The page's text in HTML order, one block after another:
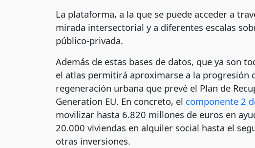
La plataforma, a la que se puede acceder a
mirada intersectorial y a diferentes escalas
público-privada.
Además de estas bases de datos, que ya son
el atlas permitirá aproximarse a la progresión
regeneración urbana que prevé el Plan de
Generation EU. En concreto, el componente 2
movilizar hasta 6.820 millones de euros en
20.000 viviendas en alquiler social hasta el
otras inversiones.